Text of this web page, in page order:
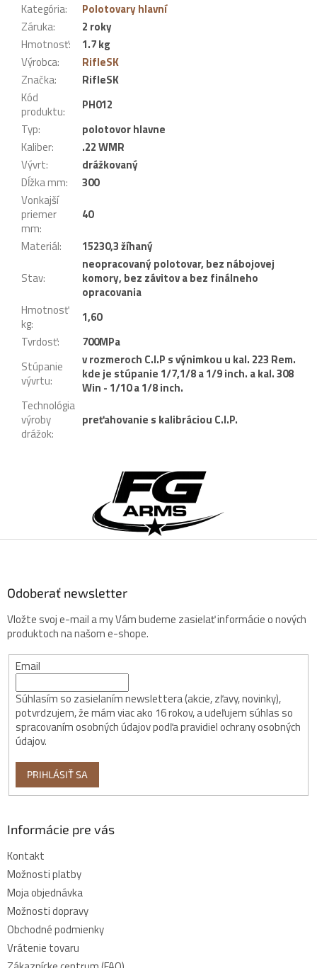
Kategória:
Polotovary hlavní
Záruka:
2 roky
Hmotnosť:
1.7 kg
Výrobca:
RifleSK
Značka:
RifleSK
Kód
produktu:
PH012
Typ:
polotovor hlavne
Kaliber:
.22 WMR
Vývrt:
drážkovaný
Dĺžka mm:
300
Vonkajší
priemer
mm:
40
Materiál:
15230,3 žíhaný
Stav:
neopracovaný polotovar, bez nábojovej
komory, bez závitov a bez finálneho
opracovania
Hmotnosť
kg:
1,60
Tvrdosť:
700MPa
Stúpanie
vývrtu:
v rozmeroch C.I.P s výnimkou u kal. 223 Rem.
kde je stúpanie 1/7,1/8 a 1/9 inch. a kal. 308
Win - 1/10 a 1/8 inch.
Technológia
výroby
drážok:
preťahovanie s kalibráciou C.I.P.
t
Odoberať newsletter
Vložte svoj e-mail a my Vám budeme zasielať informácie o nových
produktoch na našom e-shope.
Email
Súhlasím so zasielaním newslettera (akcie, zľavy, novinky),
potvrdzujem, že mám viac ako 16 rokov, a udeľujem súhlas so
spracovaním osobných údajov podľa pravidiel ochrany osobných
údajov.
PRIHLÁSIŤ SA
Informácie pre vás
Kontakt
Možnosti platby
Moja objednávka
Možnosti dopravy
Obchodné podmienky
Vrátenie tovaru